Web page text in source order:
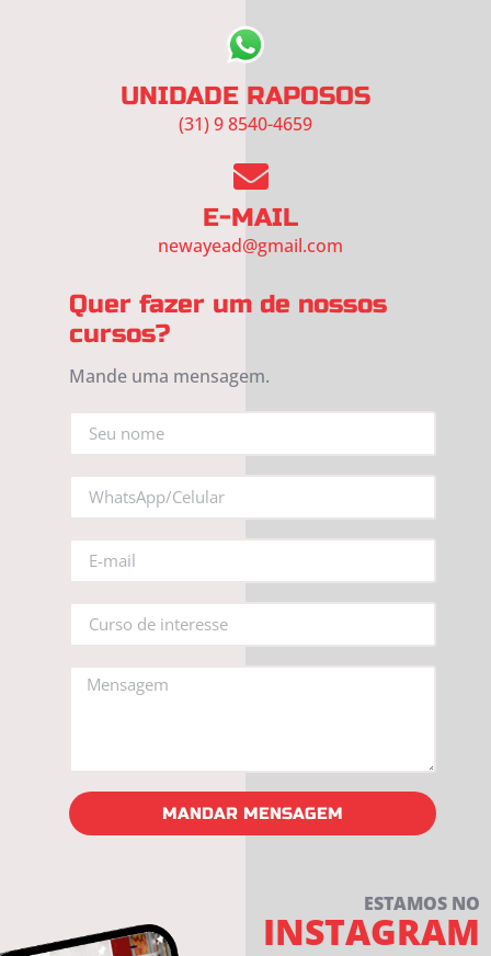
UNIDADE RAPOSOS
(31) 9 8540-4659
E-MAIL
newayead@gmail.com
Quer fazer um de nossos
cursos?
Mande uma mensagem.
MANDAR MENSAGEM
ESTAMOS NO
INSTAGRAM